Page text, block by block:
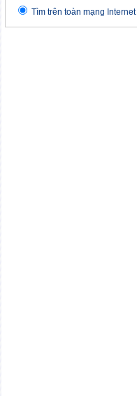
Tìm trên toàn mạng Internet